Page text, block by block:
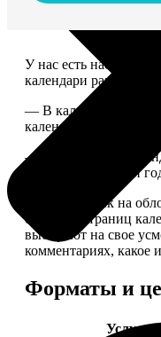
У нас есть
календари разных
— В календаре 13
календарной сеткой.
— Обложка для
обновляем каждый
— В кружочек на
одной из страниц
выбирают на свое
комментариях, какое
Форматы и
Услуга